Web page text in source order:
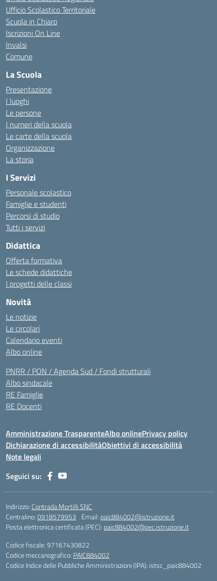
Ufficio Scolastico Territoriale
Scuola in Chiaro
Iscrizioni On Line
Invalsi
Comune
La Scuola
Presentazione
I luoghi
Le persone
I numeri della scuola
Le carte della scuola
Organizzazione
La storia
I Servizi
Personale scolastico
Famiglie e studenti
Percorsi di studio
Tutti i servizi
Didattica
Offerta formativa
Le schede didattiche
I progetti delle classi
Novità
Le notizie
Le circolari
Calendario eventi
Albo online
PNRR / PON / Agenda Sud / Fondi strutturali
Albo sindacale
RE Famiglie
RE Docenti
Amministrazione TrasparenteAlbo onlinePrivacy policy
Dichiarazione di accessibilitàObiettivi di accessibilità
Note legali
Seguici su:
Indirizzo: Contrada Mortilli SNC
Centralino:0918579953 Email: paic884002@istruzione.it
Posta elettronica certificata (PEC): paic884002@pec.istruzione.it
Codice fiscale: 97167430822
Codice meccanografico: PAIC884002
Codice Indice delle Pubbliche Amministrazioni (IPA): istsc_paic884002